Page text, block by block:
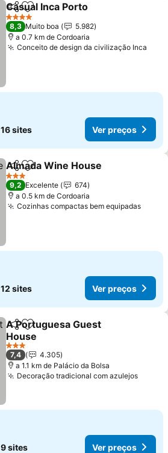
PartilharAdicionar aos favoritos
Casual Inca Porto
4 Estrelas
8,3 Muito boa
5.982
a 0.7 km de Cordoaria
Conceito de design da civilização Inca
16 sites Ver preços
PartilharAdicionar aos favoritos
Almada Wine House
3 Estrelas
9,2 Excelente
674
a 0.5 km de Cordoaria
Cozinhas compactas bem equipadas
12 sites Ver preços
PartilharAdicionar aos favoritos
A Portuguesa Guest
House
3 Estrelas
7,4
4.305
a 1.1 km de Palácio da Bolsa
Decoração tradicional com azulejos
9 sites Ver preços